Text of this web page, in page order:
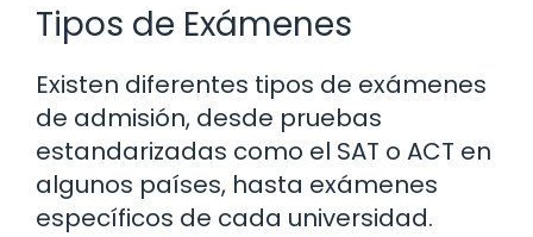
Tipos de Exámenes
Existen diferentes tipos de exámenes
de admisión, desde pruebas
estandarizadas como el SAT o ACT en
algunos países, hasta exámenes
específicos de cada universidad.